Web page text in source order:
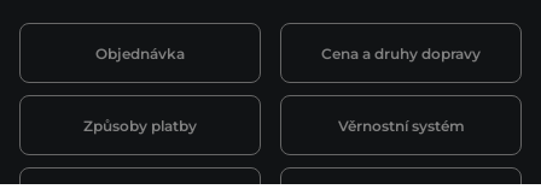
Objednávka Cena a druhy dopravy
Způsoby platby Věrnostní systém